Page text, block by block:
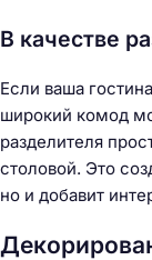
В качестве
Если ваша
широкий комод
разделителя
столовой. Это
но и добавит